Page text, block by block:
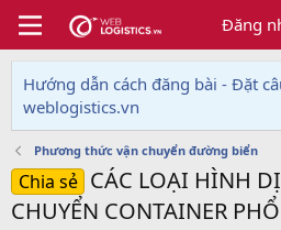
Đăng
Hướng dẫn cách đăng bài - Đặt
weblogistics.vn
Phương thức vận chuyển đường biển
Chia sẻ CÁC LOẠI HÌNH
CHUYỂN CONTAINER